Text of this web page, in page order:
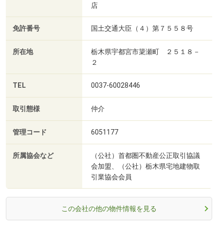
店
免許番号 国土交通大臣（４）第７５５８号
所在地
栃木県宇都宮市簗瀬町 ２５１８－
２
TEL 0037-60028446
取引態様 仲介
管理コード 6051177
所属協会など
（公社）首都圏不動産公正取引協議
会加盟、（公社）栃木県宅地建物取
引業協会会員
この会社の他の物件情報を見る